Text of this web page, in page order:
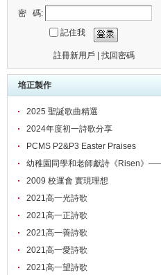
密 碼:
記住我
註冊新用戶 找回密碼
培正製作
2025 聖誕歌曲精選
2024年度初一詩歌分享
PCMS P2&P3 Easter Praises
幼稚園同學和老師獻詩《Risen》
頌揚主的愛！
2009 校運會 實現理想
2021高一光詩歌
2021高一正詩歌
2021高一善詩歌
2021高一愛詩歌
2021高一望詩歌